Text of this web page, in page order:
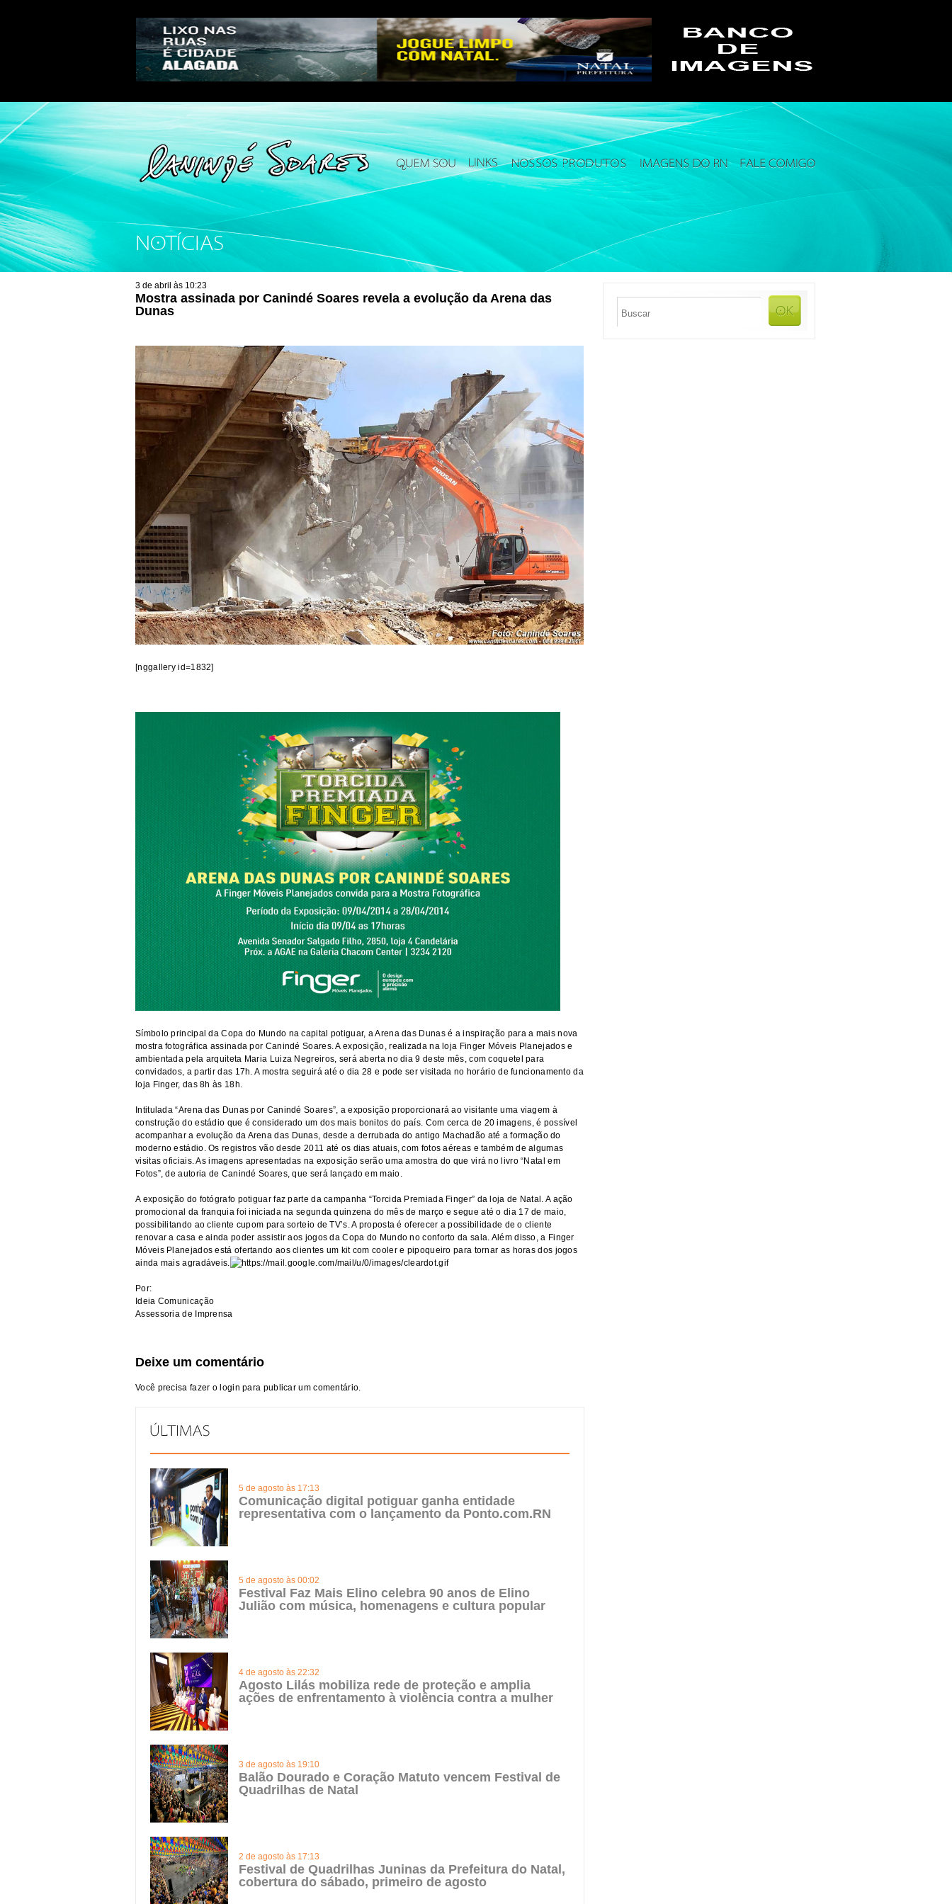
NOTÍCIAS
3 de abril às 10:23
Mostra assinada por Canindé Soares revela a evolução da Arena das
Dunas
[nggallery id=1832]
Símbolo principal da Copa do Mundo na capital potiguar, a Arena das Dunas é a inspiração para a mais nova
mostra fotográfica assinada por Canindé Soares. A exposição, realizada na loja Finger Móveis Planejados e
ambientada pela arquiteta Maria Luiza Negreiros, será aberta no dia 9 deste mês, com coquetel para
convidados, a partir das 17h. A mostra seguirá até o dia 28 e pode ser visitada no horário de funcionamento da
loja Finger, das 8h às 18h.
Intitulada “Arena das Dunas por Canindé Soares”, a exposição proporcionará ao visitante uma viagem à
construção do estádio que é considerado um dos mais bonitos do país. Com cerca de 20 imagens, é possível
acompanhar a evolução da Arena das Dunas, desde a derrubada do antigo Machadão até a formação do
moderno estádio. Os registros vão desde 2011 até os dias atuais, com fotos aéreas e também de algumas
visitas oficiais. As imagens apresentadas na exposição serão uma amostra do que virá no livro “Natal em
Fotos”, de autoria de Canindé Soares, que será lançado em maio.
A exposição do fotógrafo potiguar faz parte da campanha “Torcida Premiada Finger” da loja de Natal. A ação
promocional da franquia foi iniciada na segunda quinzena do mês de março e segue até o dia 17 de maio,
possibilitando ao cliente cupom para sorteio de TV’s. A proposta é oferecer a possibilidade de o cliente
renovar a casa e ainda poder assistir aos jogos da Copa do Mundo no conforto da sala. Além disso, a Finger
Móveis Planejados está ofertando aos clientes um kit com cooler e pipoqueiro para tornar as horas dos jogos
ainda mais agradáveis.
Por:
Ideia Comunicação
Assessoria de Imprensa
Deixe um comentário
Você precisa fazer o login para publicar um comentário.
5 de agosto às 17:13
Comunicação digital potiguar ganha entidade
representativa com o lançamento da Ponto.com.RN
5 de agosto às 00:02
Festival Faz Mais Elino celebra 90 anos de Elino
Julião com música, homenagens e cultura popular
4 de agosto às 22:32
Agosto Lilás mobiliza rede de proteção e amplia
ações de enfrentamento à violência contra a mulher
3 de agosto às 19:10
Balão Dourado e Coração Matuto vencem Festival de
Quadrilhas de Natal
2 de agosto às 17:13
Festival de Quadrilhas Juninas da Prefeitura do Natal,
cobertura do sábado, primeiro de agosto